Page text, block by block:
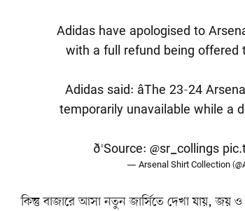
Adidas have apologised to
with a full refund being
Adidas said: âThe 23-24
temporarily unavailable while a
ð°Source: @sr_collings
— Arsenal Shirt Collection
কিন্তু বাজারে আসা নতুন জার্সিতে দেখা যায়, জয় ও